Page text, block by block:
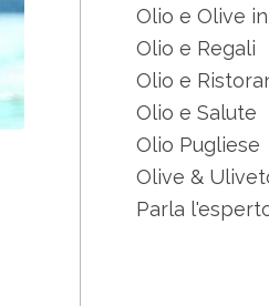
Olio e Olive
Olio e Regali
Olio e
Olio e Salute
Olio Pugliese
Olive &
Parla